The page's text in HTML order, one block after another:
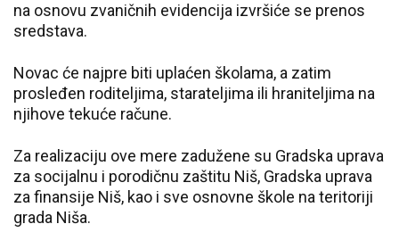
na osnovu zvaničnih evidencija izvršiće se prenos
sredstava.
Novac će najpre biti uplaćen školama, a zatim
prosleđen roditeljima, starateljima ili hraniteljima na
njihove tekuće račune.
Za realizaciju ove mere zadužene su Gradska uprava
za socijalnu i porodičnu zaštitu Niš, Gradska uprava
za finansije Niš, kao i sve osnovne škole na teritoriji
grada Niša.